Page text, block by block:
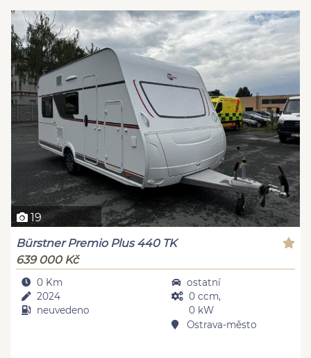
19
Bürstner Premio Plus 440 TK
639 000 Kč
0 Km
2024
neuvedeno
ostatní
0 ccm,
0 kW
Ostrava-město